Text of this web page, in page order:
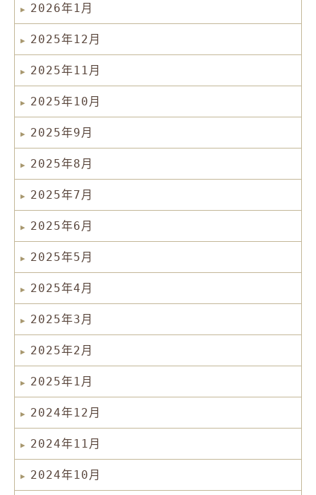
2026年1月
2025年12月
2025年11月
2025年10月
2025年9月
2025年8月
2025年7月
2025年6月
2025年5月
2025年4月
2025年3月
2025年2月
2025年1月
2024年12月
2024年11月
2024年10月